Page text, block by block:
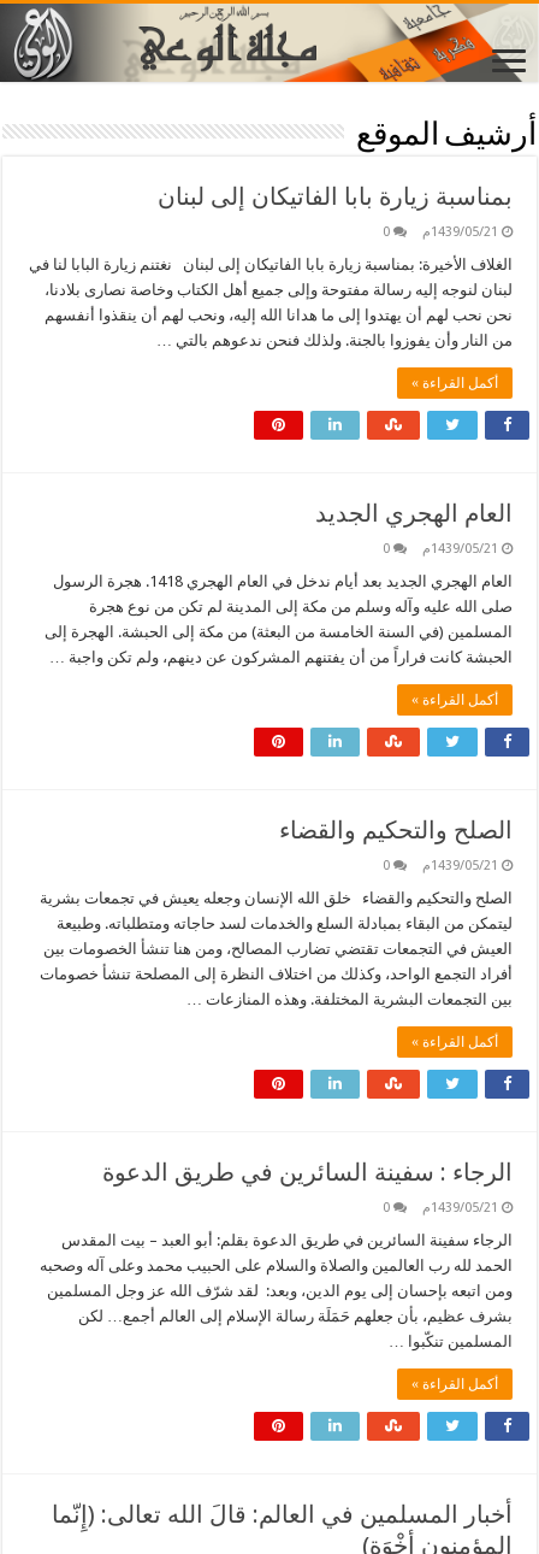
أرشيف الموقع
بمناسبة زيارة بابا الفاتيكان إلى لبنان
1439/05/21م 0
الغلاف الأخيرة: بمناسبة زيارة بابا الفاتيكان إلى لبنان نغتنم زيارة البابا لنا في
لبنان لنوجه إليه رسالة مفتوحة وإلى جميع أهل الكتاب وخاصة نصارى بلادنا،
نحن نحب لهم أن يهتدوا إلى ما هدانا الله إليه، ونحب لهم أن ينقذوا أنفسهم
من النار وأن يفوزوا بالجنة. ولذلك فنحن ندعوهم بالتي …
أكمل القراءة »
العام الهجري الجديد
1439/05/21م 0
العام الهجري الجديد بعد أيام ندخل في العام الهجري 1418. هجرة الرسول
صلى الله عليه وآله وسلم من مكة إلى المدينة لم تكن من نوع هجرة
المسلمين (في السنة الخامسة من البعثة) من مكة إلى الحبشة. الهجرة إلى
الحبشة كانت فراراً من أن يفتنهم المشركون عن دينهم، ولم تكن واجبة …
أكمل القراءة »
الصلح والتحكيم والقضاء
1439/05/21م 0
الصلح والتحكيم والقضاء خلق الله الإنسان وجعله يعيش في تجمعات بشرية
ليتمكن من البقاء بمبادلة السلع والخدمات لسد حاجاته ومتطلباته. وطبيعة
العيش في التجمعات تقتضي تضارب المصالح، ومن هنا تنشأ الخصومات بين
أفراد التجمع الواحد، وكذلك من اختلاف النظرة إلى المصلحة تنشأ خصومات
بين التجمعات البشرية المختلفة. وهذه المنازعات …
أكمل القراءة »
الرجاء : سفينة السائرين في طريق الدعوة
1439/05/21م 0
الرجاء سفينة السائرين في طريق الدعوة بقلم: أبو العبد – بيت المقدس
الحمد لله رب العالمين والصلاة والسلام على الحبيب محمد وعلى آله وصحبه
ومن اتبعه بإحسان إلى يوم الدين، وبعد: لقد شرّف الله عز وجل المسلمين
بشرف عظيم، بأن جعلهم حَمَلَة رسالة الإسلام إلى العالم أجمع… لكن
المسلمين تنكّبوا …
أكمل القراءة »
أخبار المسلمين في العالم: قالَ الله تعالى: (إِنّما
المؤمنون أخْوَة)